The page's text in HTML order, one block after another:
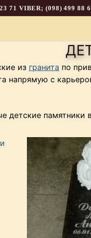
71 VIBER; (098) 499 88
из гранита по
напрямую с
детские памятники